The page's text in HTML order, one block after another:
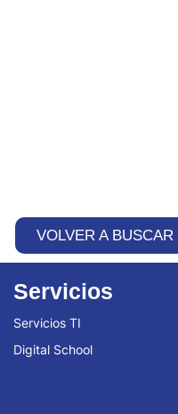
VOLVER A BUSCAR
Servicios
Servicios TI
Digital School